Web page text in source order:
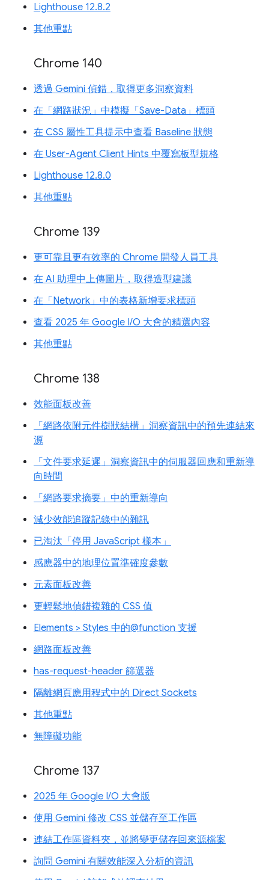
Lighthouse 12.8.2
其他重點
Chrome 140
透過 Gemini 偵錯，取得更多洞察資料
在「網路狀況」中模擬「Save-Data」標頭
在 CSS 屬性工具提示中查看 Baseline 狀態
在 User-Agent Client Hints 中覆寫板型規格
Lighthouse 12.8.0
其他重點
Chrome 139
更可靠且更有效率的 Chrome 開發人員工具
在 AI 助理中上傳圖片，取得造型建議
在「Network」中的表格新增要求標頭
查看 2025 年 Google I/O 大會的精選內容
其他重點
Chrome 138
效能面板改善
「網路依附元件樹狀結構」洞察資訊中的預先連結來
源
「文件要求延遲」洞察資訊中的伺服器回應和重新導
向時間
「網路要求摘要」中的重新導向
減少效能追蹤記錄中的雜訊
已淘汰「停用 JavaScript 樣本」
感應器中的地理位置準確度參數
元素面板改善
更輕鬆地偵錯複雜的 CSS 值
Elements > Styles 中的@function 支援
網路面板改善
has-request-header 篩選器
隔離網頁應用程式中的 Direct Sockets
其他重點
無障礙功能
Chrome 137
2025 年 Google I/O 大會版
使用 Gemini 修改 CSS 並儲存至工作區
連結工作區資料夾，並將變更儲存回來源檔案
詢問 Gemini 有關效能深入分析的資訊